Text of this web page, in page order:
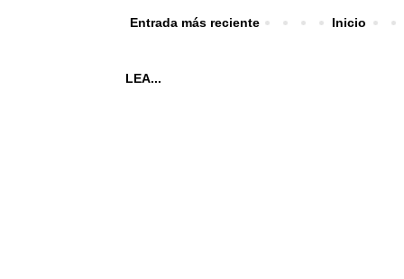
Entrada más reciente Inicio
LEA...